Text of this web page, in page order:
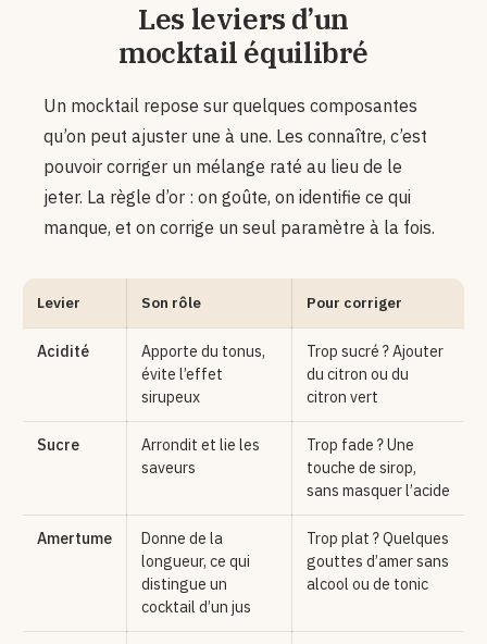
Les leviers d’un
mocktail équilibré
Un mocktail repose sur quelques composantes
qu’on peut ajuster une à une. Les connaître, c’est
pouvoir corriger un mélange raté au lieu de le
jeter. La règle d’or : on goûte, on identifie ce qui
manque, et on corrige un seul paramètre à la fois.
Levier Son rôle Pour corriger
Acidité
Apporte du tonus,
évite l’effet
sirupeux
Trop sucré ? Ajouter
du citron ou du
citron vert
Sucre
Arrondit et lie les
saveurs
Trop fade ? Une
touche de sirop,
sans masquer l’acide
Amertume
Donne de la
longueur, ce qui
distingue un
cocktail d’un jus
Trop plat ? Quelques
gouttes d’amer sans
alcool ou de tonic